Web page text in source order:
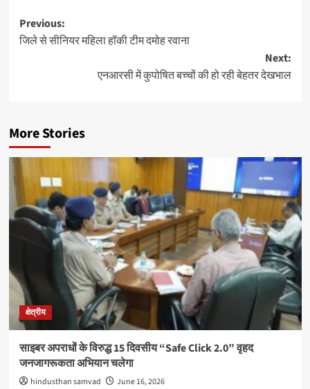
Post
navigation
Previous:
जिले से सीनियर महिला हॉकी टीम दमोह रवाना
Next:
एनआरसी में कुपोषित बच्चों की हो रही बेहतर देखभाल
More Stories
क्षेत्रीय
साइबर अपराधों के विरुद्ध 15 दिवसीय “Safe Click 2.0” वृहद
जनजागरूकता अभियान चलेगा
hindusthan samvad June 16, 2026